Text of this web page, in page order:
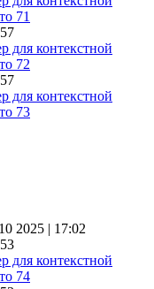
2025 | 17:02